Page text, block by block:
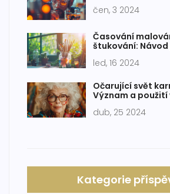
čen, 3 2024
Časování
štukování:
led, 16 2024
Očarující svět
Význam a použití
dub, 25 2024
Kategorie